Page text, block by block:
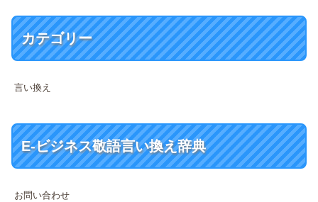
カテゴリー
言い換え
E-ビジネス敬語言い換え辞典
お問い合わせ